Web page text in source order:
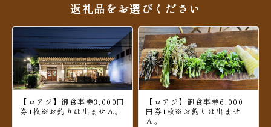
返礼品をお選びください
【ロアジ】御食事券3,000円
券1枚※お釣りは出ません。
【ロアジ】御食事券6,000
円券1枚※お釣りは出ませ
ん。